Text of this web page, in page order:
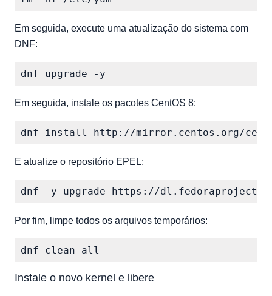
Em seguida, execute uma atualização do sistema com
DNF:
Em seguida, instale os pacotes CentOS 8:
E atualize o repositório EPEL:
Por fim, limpe todos os arquivos temporários:
Instale o novo kernel e libere